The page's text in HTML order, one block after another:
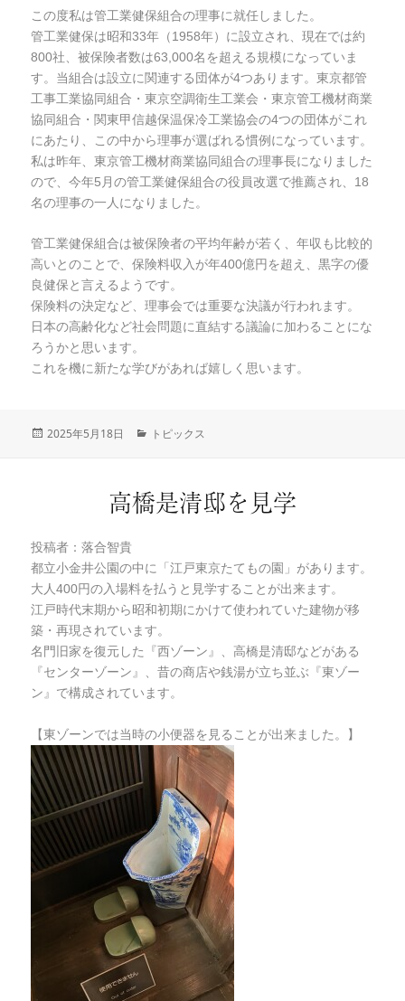
この度私は管工業健保組合の理事に就任しました。
管工業健保は昭和33年（1958年）に設立され、現在では約
800社、被保険者数は63,000名を超える規模になっていま
す。当組合は設立に関連する団体が4つあります。東京都管
工事工業協同組合・東京空調衛生工業会・東京管工機材商業
協同組合・関東甲信越保温保冷工業協会の4つの団体がこれ
にあたり、この中から理事が選ばれる慣例になっています。
私は昨年、東京管工機材商業協同組合の理事長になりました
ので、今年5月の管工業健保組合の役員改選で推薦され、18
名の理事の一人になりました。
管工業健保組合は被保険者の平均年齢が若く、年収も比較的
高いとのことで、保険料収入が年400億円を超え、黒字の優
良健保と言えるようです。
保険料の決定など、理事会では重要な決議が行われます。
日本の高齢化など社会問題に直結する議論に加わることにな
ろうかと思います。
これを機に新たな学びがあれば嬉しく思います。
投
2025年5月18日
カ
ー
トピックス
高橋是清邸を見学
投稿者：落合智貴
都立小金井公園の中に「江戸東京たてもの園」があります。
大人400円の入場料を払うと見学することが出来ます。
江戸時代末期から昭和初期にかけて使われていた建物が移
築・再現されています。
名門旧家を復元した『西ゾーン』、高橋是清邸などがある
『センターゾーン』、昔の商店や銭湯が立ち並ぶ『東ゾー
ン』で構成されています。
【東ゾーンでは当時の小便器を見ることが出来ました。】